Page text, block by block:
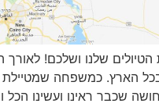
שלנו ושלכם! לאורך
בכל הארץ. כמשפחה
שכבר ראינו ועשינו הכל